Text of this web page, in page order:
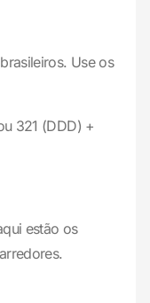
Use os
321 (DDD) +
estão os